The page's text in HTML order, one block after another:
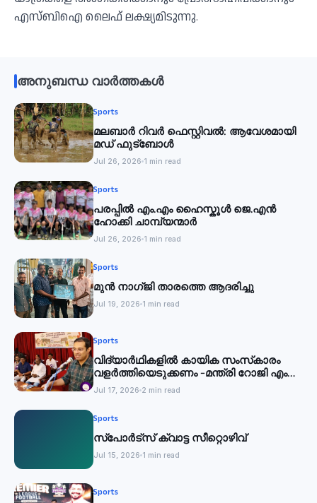
എസ്ബിഐ ലൈഫ് ലക്ഷ്യമിടുന്നു.
അനുബന്ധ വാർത്തകൾ
Sports
മലബാര്‍ റിവര്‍ ഫെസ്റ്റിവൽ: ആവേശമായി
മഡ് ഫുട്‌ബോൾ
Jul 26, 2026 1 min read
Sports
പരപ്പിൽ എം.എം ഹൈസ്കൂൾ ജെ.എൻ
ഹോക്കി ചാമ്പ്യന്മാർ
Jul 26, 2026 1 min read
Sports
മുൻ നാഗ്ജി താരത്തെ ആദരിച്ചു
Jul 19, 2026 1 min read
Sports
വിദ്യാര്‍ഥികളില്‍ കായിക സംസ്‌കാരം
വളര്‍ത്തിയെടുക്കണം -മന്ത്രി റോജി എം
ജോൺ
Jul 17, 2026 2 min read
Sports
സ്‌പോര്‍ട്സ് ക്വാട്ട സീറ്റൊഴിവ്
Jul 15, 2026 1 min read
Sports